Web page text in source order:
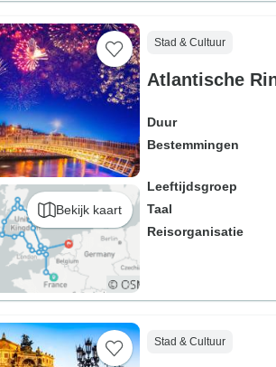
Bekijk kaart
Stad & Cultuur
Atlantische
Duur
Bestemmingen
Leeftijdsgroep
Taal
Reisorganisatie
Stad & Cultuur